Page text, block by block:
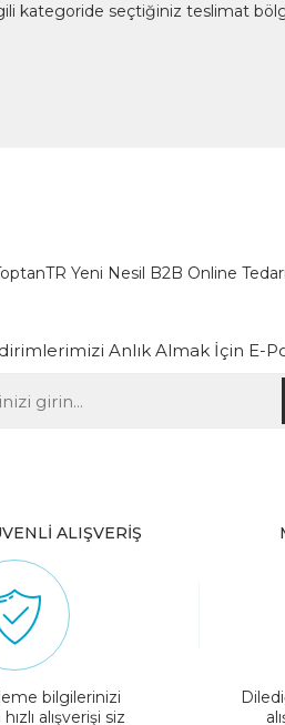
kategoride seçtiğiniz teslimat
Yeni Nesil B2B Online
Anlık Almak İçin E-
ALIŞVERİŞ
bilgilerinizi
alışverişi siz